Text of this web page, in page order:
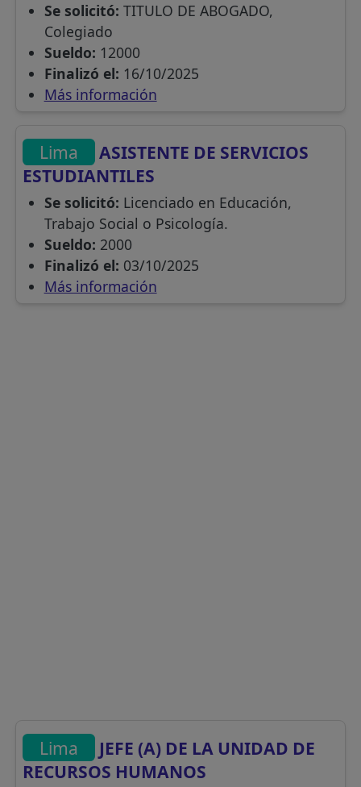
Se solicitó: TITULO DE ABOGADO,
Colegiado
Sueldo: 12000
Finalizó el: 16/10/2025
Más información
Lima
ASISTENTE DE SERVICIOS
ESTUDIANTILES
Se solicitó: Licenciado en Educación,
Trabajo Social o Psicología.
Sueldo: 2000
Finalizó el: 03/10/2025
Más información
Lima
JEFE (A) DE LA UNIDAD DE
RECURSOS HUMANOS